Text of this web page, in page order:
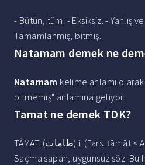
- Bütün, tüm. - Eksiksiz. - Yanlış
Tamamlanmış, bitmiş.
Natamam demek ne
Natamam kelime anlamı
bitmemiş" anlamına geliyor.
Tamat ne demek TDK?
TÂMAT. (ﻃﺎﻣﺎﺕ) i. (Fars. ṭāmāt < Ar. ṭāmmāt “âfetler”)
Saçma sapan, uygunsuz söz: Bu